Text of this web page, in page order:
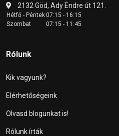
2132 Göd, Ady Endre út 121.
Hétfő - Péntek07:15 - 16:15
Szombat
07:15 - 11:45
Rólunk
Kik vagyunk?
Elérhetőségeink
Olvasd blogunkat is!
Rólunk írták